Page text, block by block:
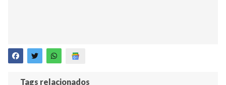
Tags relacionados